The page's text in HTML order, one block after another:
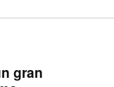
gran